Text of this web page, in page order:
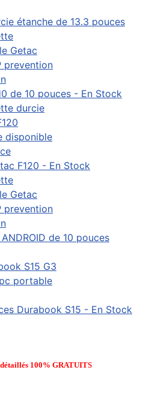
étanche de 13.3 pouces
de 10 pouces - En Stock
F120 - En Stock
de 10 pouces
Durabook S15 - En Stock
100% GRATUITS